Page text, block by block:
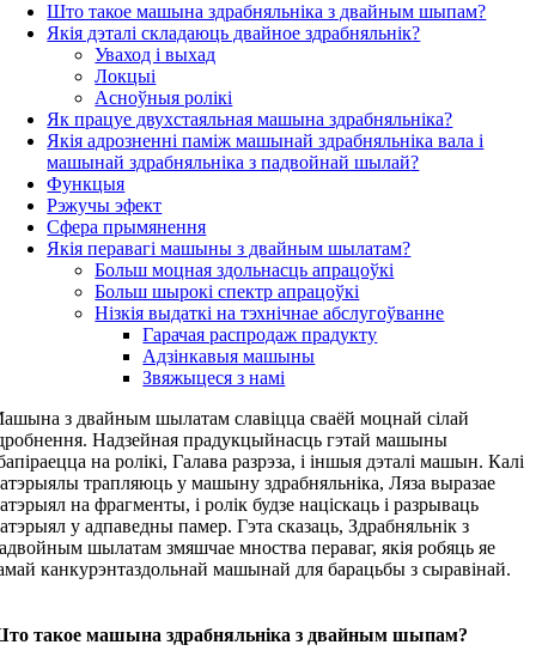
Што такое машына здрабняльніка з двайным шыпам?
Якія дэталі складаюць двайное здрабняльнік?
Уваход і выхад
Локцыі
Асноўныя ролікі
Як працуе двухстаяльная машына здрабняльніка?
Якія адрозненні паміж машынай здрабняльніка вала і
машынай здрабняльніка з падвойнай шылай?
Функцыя
Рэжучы эфект
Сфера прымянення
Якія перавагі машыны з двайным шылатам?
Больш моцная здольнасць апрацоўкі
Больш шырокі спектр апрацоўкі
Нізкія выдаткі на тэхнічнае абслугоўванне
Гарачая распродаж прадукту
Адзінкавыя машыны
Звяжыцеся з намі
з двайным шылатам славіцца сваёй моцнай сілай
Надзейная прадукцыйнасць гэтай машыны
на ролікі, Галава разрэза, і іншыя дэталі машын. Калі
трапляюць у машыну здрабняльніка, Ляза выразае
на фрагменты, і ролік будзе націскаць і разрываць
у адпаведны памер. Гэта сказаць, Здрабняльнік з
шылатам змяшчае мноства пераваг, якія робяць яе
канкурэнтаздольнай машынай для барацьбы з сыравінай.
такое машына здрабняльніка з двайным шыпам?